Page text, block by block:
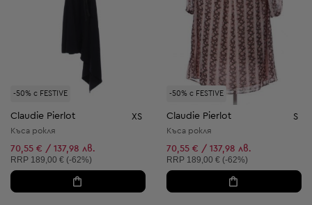
-50% с FESTIVE
Claudie Pierlot XS
Къса рокля
70,55 € / 137,98 лв.
Препоръчителна цена:
RRP 189,00 € (-62%)
-50% с FESTIVE
Claudie Pierlot S
Къса рокля
70,55 € / 137,98 лв.
Препоръчителна цена:
RRP 189,00 € (-62%)